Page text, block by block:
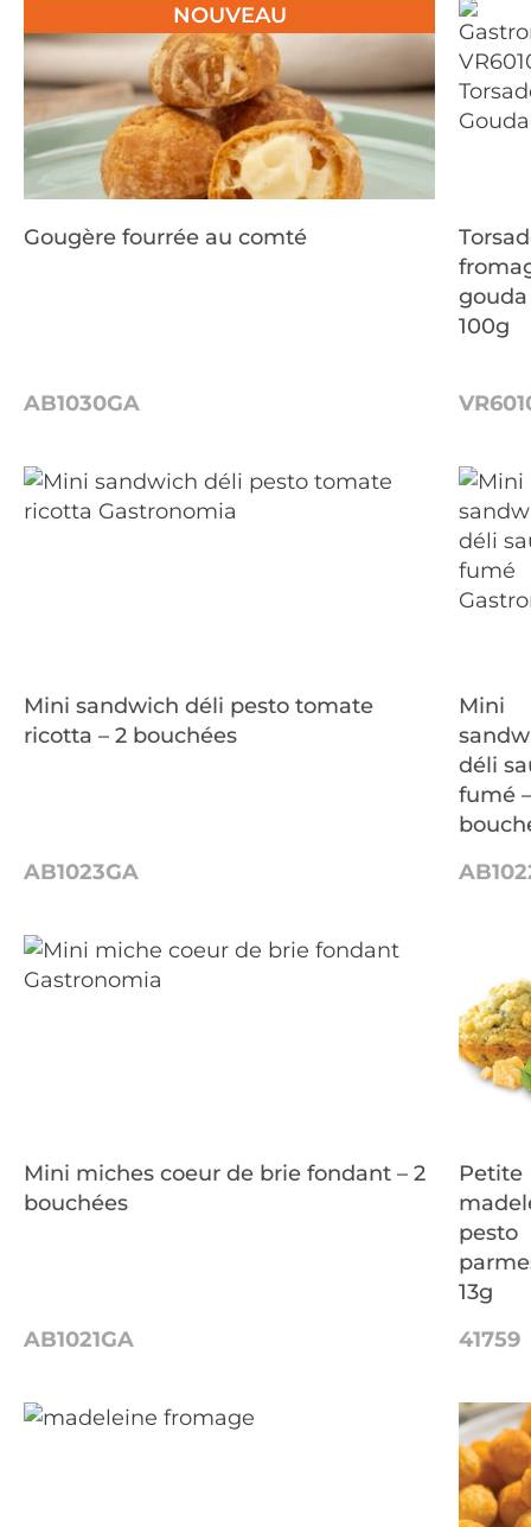
NOUVEAU
Gougère fourrée au comté
AB1030GA
gouda
100g
Mini sandwich déli pesto tomate
ricotta – 2 bouchées
AB1023GA
Mini
déli
fumé
Mini miches coeur de brie fondant – 2
bouchées
AB1021GA
Petite
pesto
13g
41759